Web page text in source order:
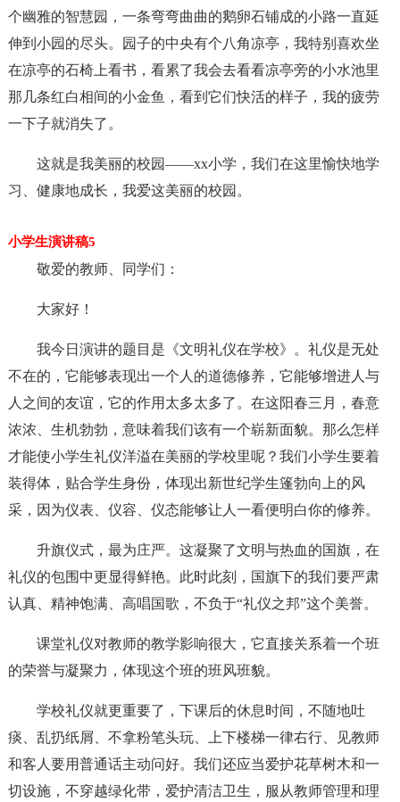
个幽雅的智慧园，一条弯弯曲曲的鹅卵石铺成的小路一直延
伸到小园的尽头。园子的中央有个八角凉亭，我特别喜欢坐
在凉亭的石椅上看书，看累了我会去看看凉亭旁的小水池里
那几条红白相间的小金鱼，看到它们快活的样子，我的疲劳
一下子就消失了。
这就是我美丽的校园——xx小学，我们在这里愉快地学
习、健康地成长，我爱这美丽的校园。
小学生演讲稿5
敬爱的教师、同学们：
大家好！
我今日演讲的题目是《文明礼仪在学校》。礼仪是无处
不在的，它能够表现出一个人的道德修养，它能够增进人与
人之间的友谊，它的作用太多太多了。在这阳春三月，春意
浓浓、生机勃勃，意味着我们该有一个崭新面貌。那么怎样
才能使小学生礼仪洋溢在美丽的学校里呢？我们小学生要着
装得体，贴合学生身份，体现出新世纪学生篷勃向上的风
采，因为仪表、仪容、仪态能够让人一看便明白你的修养。
升旗仪式，最为庄严。这凝聚了文明与热血的国旗，在
礼仪的包围中更显得鲜艳。此时此刻，国旗下的我们要严肃
认真、精神饱满、高唱国歌，不负于“礼仪之邦”这个美誉。
课堂礼仪对教师的教学影响很大，它直接关系着一个班
的荣誉与凝聚力，体现这个班的班风班貌。
学校礼仪就更重要了，下课后的休息时间，不随地吐
痰、乱扔纸屑、不拿粉笔头玩、上下楼梯一律右行、见教师
和客人要用普通话主动问好。我们还应当爱护花草树木和一
切设施，不穿越绿化带，爱护清洁卫生，服从教师管理和理